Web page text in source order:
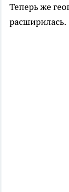
Теперь же
расширилась.